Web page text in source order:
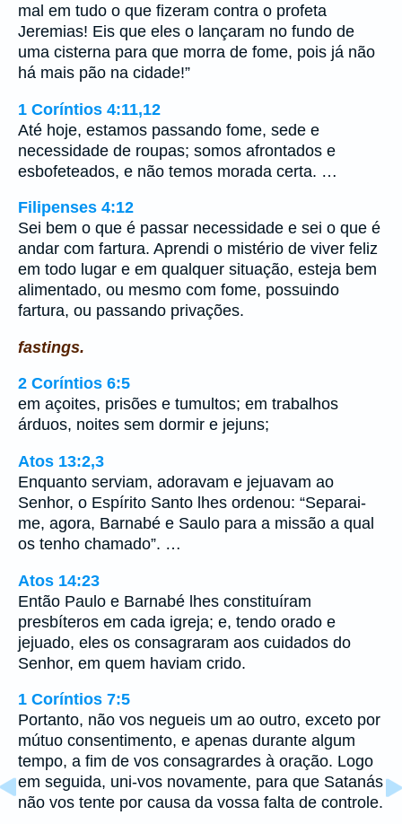
mal em tudo o que fizeram contra o profeta
Jeremias! Eis que eles o lançaram no fundo de
uma cisterna para que morra de fome, pois já não
há mais pão na cidade!”
1 Coríntios 4:11,12
Até hoje, estamos passando fome, sede e
necessidade de roupas; somos afrontados e
esbofeteados, e não temos morada certa. …
Filipenses 4:12
Sei bem o que é passar necessidade e sei o que é
andar com fartura. Aprendi o mistério de viver feliz
em todo lugar e em qualquer situação, esteja bem
alimentado, ou mesmo com fome, possuindo
fartura, ou passando privações.
fastings.
2 Coríntios 6:5
em açoites, prisões e tumultos; em trabalhos
árduos, noites sem dormir e jejuns;
Atos 13:2,3
Enquanto serviam, adoravam e jejuavam ao
Senhor, o Espírito Santo lhes ordenou: “Separai-
me, agora, Barnabé e Saulo para a missão a qual
os tenho chamado”. …
Atos 14:23
Então Paulo e Barnabé lhes constituíram
presbíteros em cada igreja; e, tendo orado e
jejuado, eles os consagraram aos cuidados do
Senhor, em quem haviam crido.
1 Coríntios 7:5
Portanto, não vos negueis um ao outro, exceto por
mútuo consentimento, e apenas durante algum
tempo, a fim de vos consagrardes à oração. Logo
em seguida, uni-vos novamente, para que Satanás
não vos tente por causa da vossa falta de controle.